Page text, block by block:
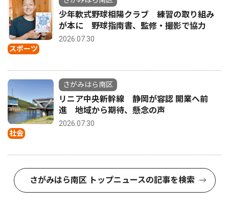
スポーツ
少年軟式野球相陽クラブ 練習の取り組み
が本に 野球指南書、監修・撮影で協力
2026.07.30
社会
さがみはら南区
リニア中央新幹線 静岡が容認 開業へ前
進 地域から期待、懸念の声
2026.07.30
さがみはら南区 トップニュースの記事を検索